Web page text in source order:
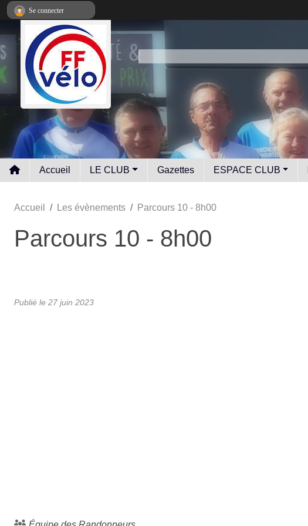
Accueil LE CLUB Gazettes ESPACE CLUB
Accueil Les évènements Parcours 10 - 8h00
Parcours 10 - 8h00
Publié le 27 juin 2023
Se connecter
Panneau de gestion des cookies